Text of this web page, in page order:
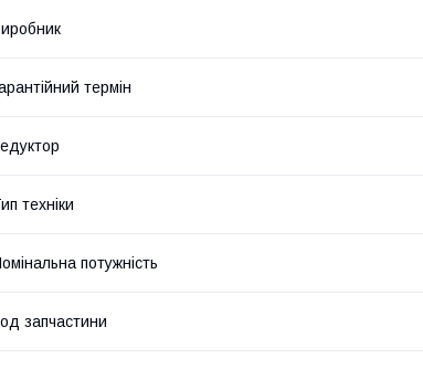
термін
техніки
потужність
запчастини